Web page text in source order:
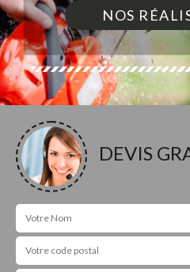
NOS
DEVIS